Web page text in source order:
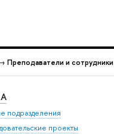
Преподаватели и сотрудники
подразделения
проекты